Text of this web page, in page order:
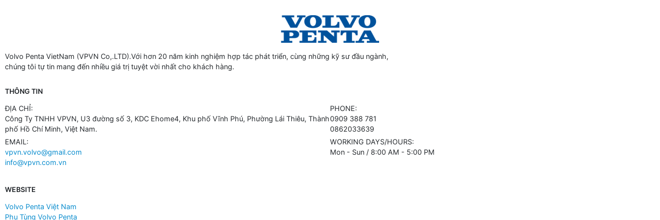
Volvo Penta VietNam (VPVN Co,.LTD).Với hơn 20 năm kinh nghiệm hợp tác phát triển, cùng những kỹ sư đầu ngành,
chúng tôi tự tin mang đến nhiều giá trị tuyệt vời nhất cho khách hàng.
THÔNG TIN
ĐỊA CHỈ:
Công Ty TNHH VPVN, U3 đường số 3, KDC Ehome4, Khu phố Vĩnh Phú, Phường Lái Thiêu, Thành
phố Hồ Chí Minh, Việt Nam.
PHONE:
0909 388 781
0862033639
EMAIL:
vpvn.volvo@gmail.com
info@vpvn.com.vn
WORKING DAYS/HOURS:
Mon - Sun / 8:00 AM - 5:00 PM
WEBSITE
Volvo Penta Việt Nam
Phụ Tùng Volvo Penta